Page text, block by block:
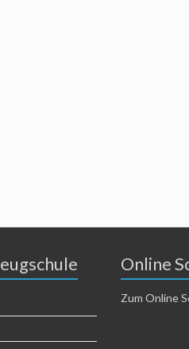
Online
Zum Online